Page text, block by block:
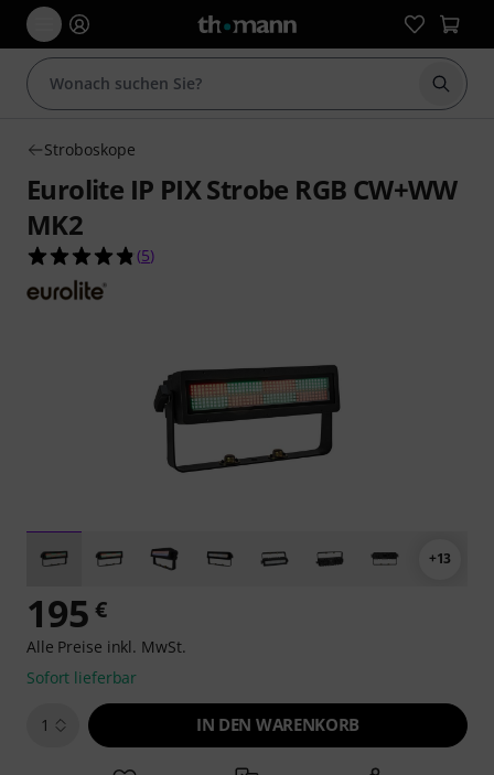
Suche
Stroboskope
Eurolite IP PIX Strobe RGB CW+WW
MK2
4.8 von 5 Sternen aus 5 Kundenbewertungen
(5)
+13
195 €
Alle Preise inkl. MwSt.
Sofort lieferbar
1 IN DEN WARENKORB